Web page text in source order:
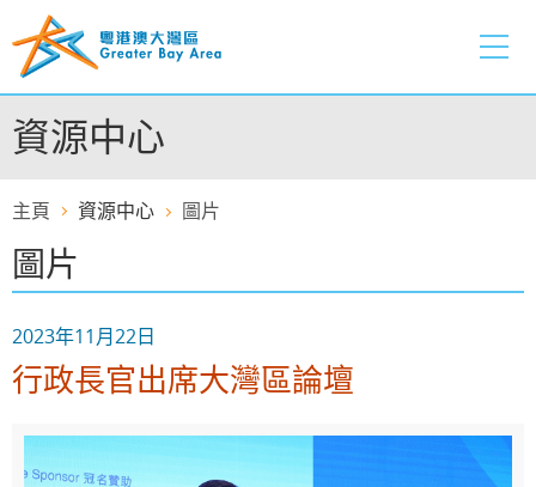
至
容
的
開
資源中心
主頁 資源中心 圖片
圖片
2023年11月22日
行政長官出席大灣區論壇